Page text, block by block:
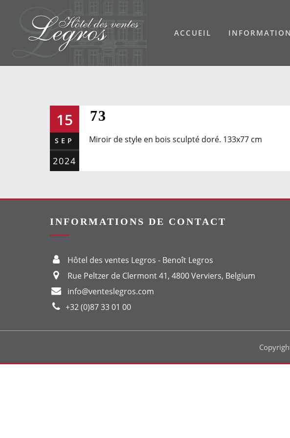
ACCUEIL
15
SEP
2024
73
Miroir de style en bois sculpté doré. 133x77 cm
INFORMATIONS DE CONTACT
Hôtel des ventes Legros - Benoît Legros
Rue Peltzer de Clermont 41, 4800 Verviers, Belgium
info@venteslegros.com
+32 (0)87 33 01 00